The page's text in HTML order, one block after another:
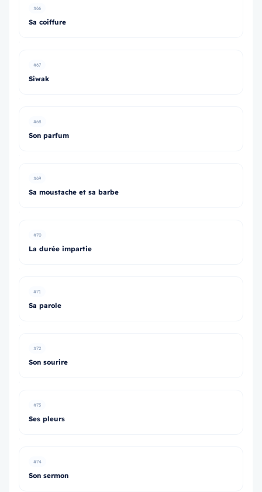
#66
Sa coiffure
#67
Siwak
#68
Son parfum
#69
Sa moustache et sa barbe
#70
La durée impartie
#71
Sa parole
#72
Son sourire
#73
Ses pleurs
#74
Son sermon